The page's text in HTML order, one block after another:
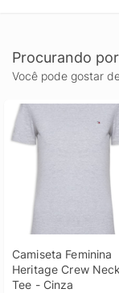
Procurando
Você pode gostar
Camiseta Feminina
Heritage Crew Neck
Tee - Cinza